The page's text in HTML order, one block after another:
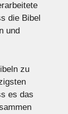
die Bibel
und
zu
es das